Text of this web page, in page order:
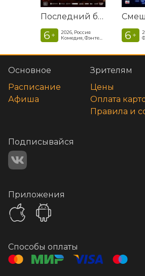
Последний богатырь. Колобок
6 +
2026, Россия
Комедия, Фэнтези, Приключения
6 +
Основное
Расписание
Афиша
Зрителям
Цены
Оплата
Правила и
Подписывайся
Приложения
Способы оплаты